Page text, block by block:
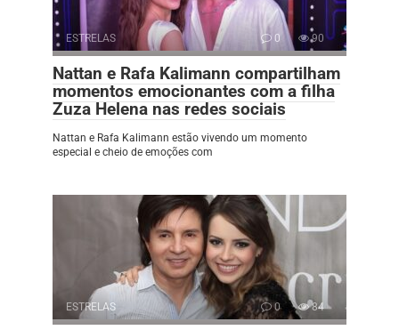
ESTRELAS 0 90
Nattan e Rafa Kalimann compartilham
momentos emocionantes com a filha
Zuza Helena nas redes sociais
Nattan e Rafa Kalimann estão vivendo um momento
especial e cheio de emoções com
ESTRELAS 0 84